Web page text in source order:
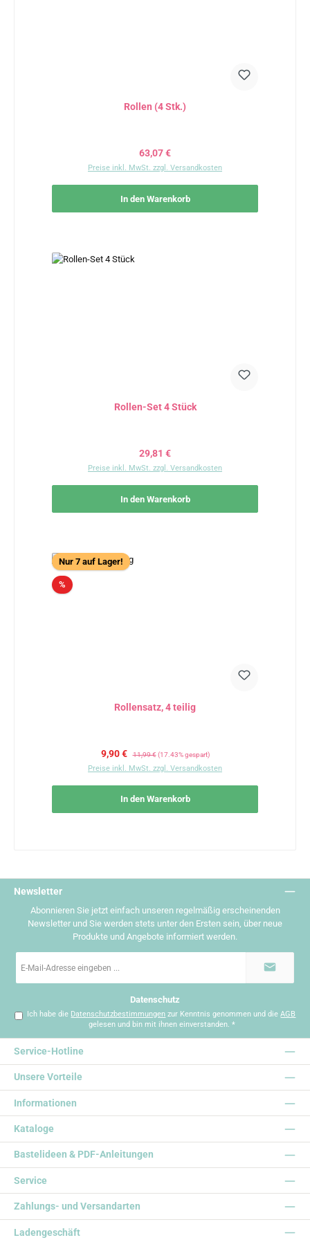
Rollen (4 Stk.)
Regulärer Preis:
63,07 €
Preise inkl. MwSt. zzgl. Versandkosten
In den Warenkorb
Rollen-Set 4 Stück
Regulärer Preis:
29,81 €
Preise inkl. MwSt. zzgl. Versandkosten
In den Warenkorb
Nur 7 auf Lager!
%Rabatt
Rollensatz, 4 teilig
Verkaufspreis:
9,90 € Regulärer Preis:
11,99 € (17.43% gespart)
Preise inkl. MwSt. zzgl. Versandkosten
In den Warenkorb
Newsletter
Abonnieren Sie jetzt einfach unseren regelmäßig erscheinenden
Newsletter und Sie werden stets unter den Ersten sein, über neue
Produkte und Angebote informiert werden.
Mail-
Datenschutz
Ich habe die Datenschutzbestimmungen zur Kenntnis genommen und dieAGB
gelesen und bin mit ihnen einverstanden. *
Service-Hotline
Informationen
Kataloge
Bastelideen & PDF-Anleitungen
Service
Zahlungs- und Versandarten
Ladengeschäft
Unsere Vorteile